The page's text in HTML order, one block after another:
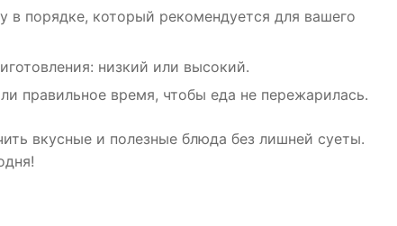
в порядке, который рекомендуется для вашего
низкий или высокий.
правильное время, чтобы еда не пережарилась.
вкусные и полезные блюда без лишней суеты.